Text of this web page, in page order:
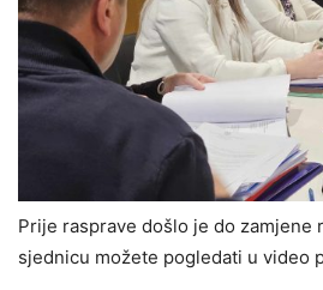
Prije rasprave došlo je do zamjene
sjednicu možete pogledati u video